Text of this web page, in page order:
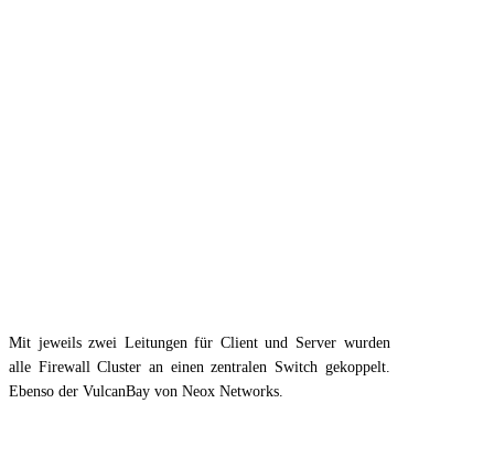
Mit jeweils zwei Leitungen für Client und Server wurden
alle Firewall Cluster an einen zentralen Switch gekoppelt.
Ebenso der VulcanBay von Neox Networks.